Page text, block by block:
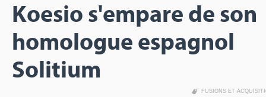
Koesio s'empare de son
homologue espagnol
Solitium
FUSIONS ET